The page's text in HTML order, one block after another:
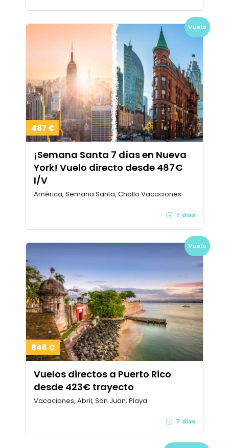
Vuelo
487 €
¡Semana Santa 7 días en Nueva
York! Vuelo directo desde 487€
I/V
América, Semana Santa, Chollo Vacaciones
7 días
Vuelo
846 €
Vuelos directos a Puerto Rico
desde 423€ trayecto
Vacaciones, Abril, San Juan, Playa
7 días